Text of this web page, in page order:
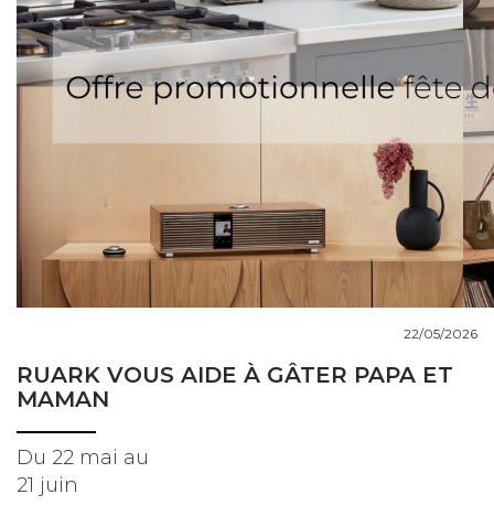
DOSSIERS
NOUS CONTACTER
RUARK VOUS AIDE À GÂTER PAPA ET
MAMAN
22/05/2026
Du 22 mai au
21 juin